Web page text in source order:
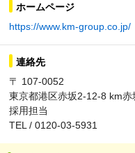
ホームページ
https://www.km-group.co.jp/
連絡先
〒 107-0052
東京都港区赤坂2-12-8 km赤
採用担当
TEL / 0120-03-5931